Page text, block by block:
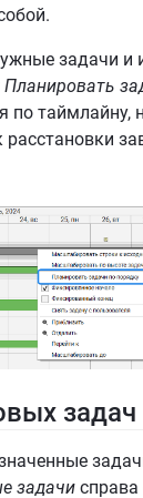
задачи и
Планировать
по таймлайну,
задач
задачи справа